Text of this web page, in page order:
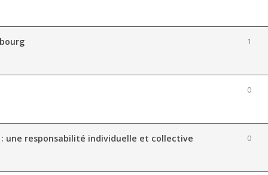
1
0
une responsabilité individuelle et collective 0